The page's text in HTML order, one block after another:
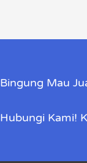
Bingung Mau
Hubungi Kami!